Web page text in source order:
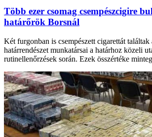
Több ezer csomag csempészcigire
határőrök Borsnál
Két furgonban is csempészett cigarettát találtak
határrendészet munkatársai a határhoz közeli
rutinellenőrzések során. Ezek összértéke